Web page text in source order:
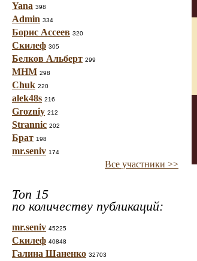
Yana 398
Admin 334
Борис Ассеев 320
Скилеф 305
Белков Альберт 299
МНМ 298
Chuk 220
alek48s 216
Grozniy 212
Strannic 202
Брат 198
mr.seniv 174
Все участники >>
Топ 15
по количеству публикаций:
mr.seniv 45225
Скилеф 40848
Галина Шаненко 32703